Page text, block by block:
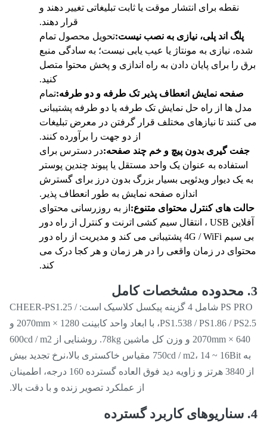
نقطه برای انتشار موقت یا ثابت تبلیغاتی تغییر دهند و
قرار دهند.
پلگ اند پلی، نیازی به نصب نیست:تحویل محصول تمام
نیازی به مونتاژ یا عیب یابی نیست؛ به سادگی منبع
را برای پایان دادن به راه اندازی و پخش محتوا متصل
صفحه نمایش انعطاف پذیر تک طرفه و دو طرفه:تمام
ها از راه حل نمایش تک طرفه یا دو طرفه پشتیبانی
کنند تا نیازهای مختلف قرار گرفتن در معرض تبلیغات
از دو جهت را برآورده کنند.
گیری بدون پیچ و خم چند صفحه:در دسترس برای
استفاده به عنوان یک واحد مستقل یا پیوند چندین پوستر
یک دیوار ویدئویی بسیار بزرگ بدون درز برای گسترش
اندازه صفحه نمایش به طور انعطاف پذیر.
های کنترل محتوای متنوع:از به روزرسانی محتوای
آفلاین USB ، انتقال سیم کشی اترنت و کنترل از راه دور
بی سیم 4G / WiFi پشتیبانی می کند و مدیریت از راه دور
در زمان واقعی را در هر زمان و هر کجا درک می
PS PRO شامل 4 گزینه پیکسل کلاسیک است: CHEER-PS1.25 /
PS1.538 / PS1.86 / PS2.5، با ابعاد واحد کابینت 1280 × 2070mm و
640 × 2070mm و وزن کل ماشین 78kg. روشنایی از 600cd / m2
به 750cd / m2، 14 ~ 16Bit مقیاس خاکستری بالا،نرخ تجدید بیش
از 3840 هرتز و زاویه دید فوق العاده گسترده 160 درجه، اطمینان
از عملکرد تصویر زنده و با دقت بالا.